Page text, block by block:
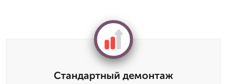
Стандартный демонтаж